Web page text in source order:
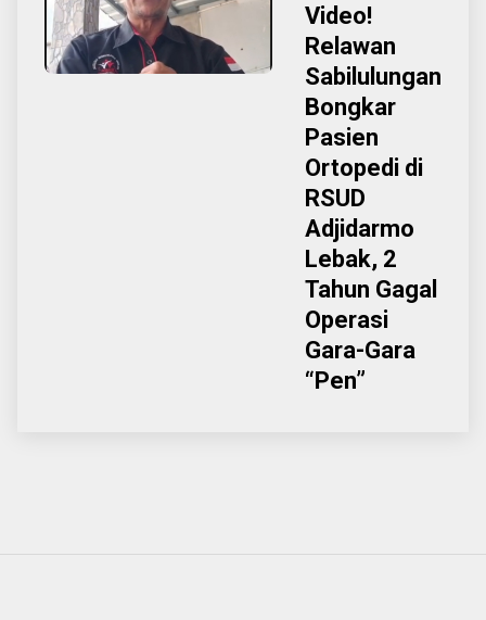
Video!
Relawan
Sabilulungan
Bongkar
Pasien
Ortopedi di
RSUD
Adjidarmo
Lebak, 2
Tahun Gagal
Operasi
Gara-Gara
“Pen”